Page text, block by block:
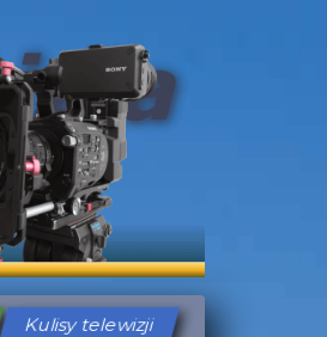
Kulisy telewizji